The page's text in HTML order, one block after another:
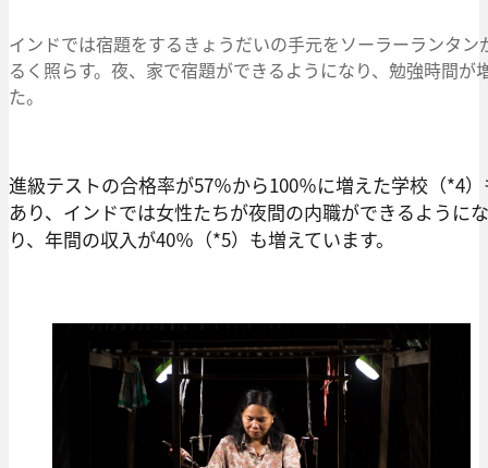
インドでは宿題をするきょうだいの手元をソーラーランタン
るく照らす。夜、家で宿題ができるようになり、勉強時間が
た。
進級テストの合格率が57％から100％に増えた学校（*4
あり、インドでは女性たちが夜間の内職ができるようにな
り、年間の収入が40％（*5）も増えています。